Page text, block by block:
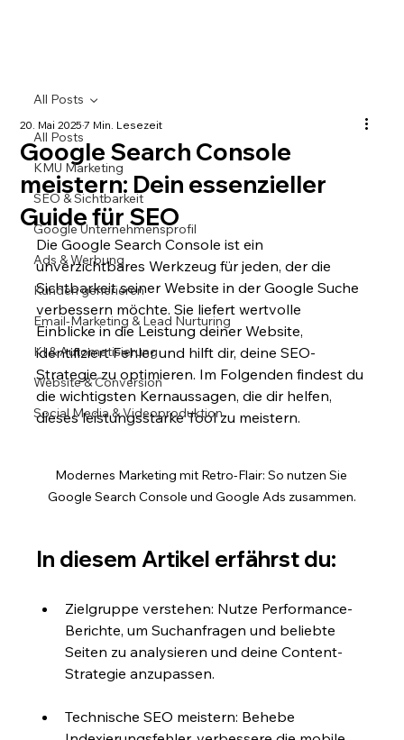
All Posts
KMU Marketing
SEO & Sichtbarkeit
Google Unternehmensprofil
Ads & Werbung
Kunden generieren
Email-Marketing & Lead Nurturing
KI & Automatisierung
Website & Conversion
Social Media & Videoproduktion
All Posts
Google Search Console
meistern: Dein essenzieller
Guide für SEO
20. Mai 20257 Min. Lesezeit
Die Google Search Console ist ein
unverzichtbares Werkzeug für jeden, der die
Sichtbarkeit seiner Website in der Google Suche
verbessern möchte. Sie liefert wertvolle
Einblicke in die Leistung deiner Website,
identifiziert Fehler und hilft dir, deine SEO-
Strategie zu optimieren. Im Folgenden findest du
die wichtigsten Kernaussagen, die dir helfen,
dieses leistungsstarke Tool zu meistern.
Modernes Marketing mit Retro-Flair: So nutzen Sie
Google Search Console und Google Ads zusammen.
In diesem Artikel erfährst du:
Zielgruppe verstehen: Nutze Performance-
Berichte, um Suchanfragen und beliebte
Seiten zu analysieren und deine Content-
Strategie anzupassen.
Technische SEO meistern: Behebe